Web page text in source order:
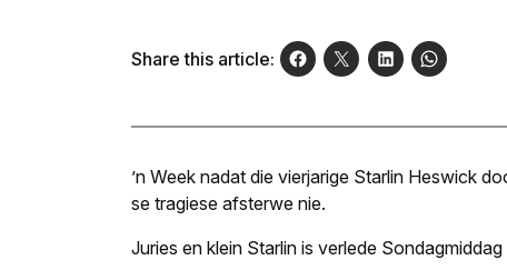
Share this article:
’n Week nadat die vierjarige Starlin Heswick
se tragiese afsterwe nie.
Juries en klein Starlin is verlede